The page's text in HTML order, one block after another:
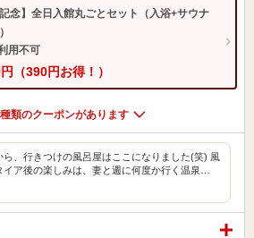
記念】全日入館丸ごとセット（入浴+サウナ
用不可
（390円お得！）
類のクーポンがあります
ら、行きつけの風呂屋はここになりました(笑) 風
イア後の楽しみは、妻と週に何度か行く温泉…